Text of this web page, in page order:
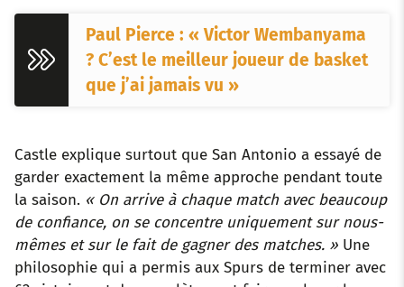
Paul Pierce : « Victor Wembanyama
? C’est le meilleur joueur de basket
que j’ai jamais vu »
Castle explique surtout que San Antonio a essayé de
garder exactement la même approche pendant toute
la saison. « On arrive à chaque match avec beaucoup
de confiance, on se concentre uniquement sur nous-
mêmes et sur le fait de gagner des matches. » Une
philosophie qui a permis aux Spurs de terminer avec